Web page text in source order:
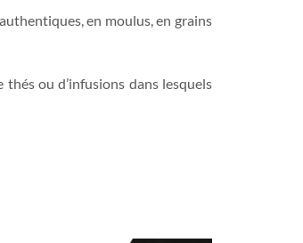
en moulus, en grains
thés ou d’infusions dans lesquels